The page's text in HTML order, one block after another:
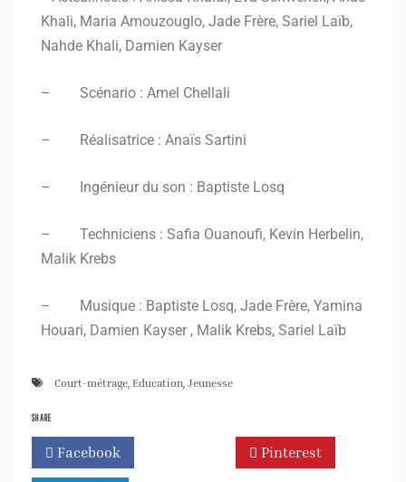
Khali, Maria Amouzouglo, Jade Frère, Sariel Laïb,
Nahde Khali, Damien Kayser
– Scénario : Amel Chellali
– Réalisatrice : Anaïs Sartini
– Ingénieur du son : Baptiste Losq
– Techniciens : Safia Ouanoufi, Kevin Herbelin,
Malik Krebs
– Musique : Baptiste Losq, Jade Frère, Yamina
Houari, Damien Kayser , Malik Krebs, Sariel Laïb
Court-métrage Education Jeunesse
SHARE
Facebook Pinterest